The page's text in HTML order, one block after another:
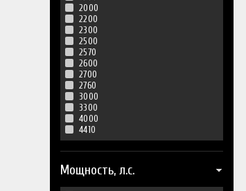
2000
2200
2300
2500
2570
2600
2700
2760
3000
3300
4000
4410
Мощность, л.с.